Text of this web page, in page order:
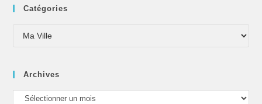
Catégories
Archives